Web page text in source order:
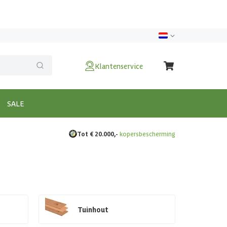
Klantenservice
SALE
Tot € 20.000,- kopersbescherming
Tuinhout